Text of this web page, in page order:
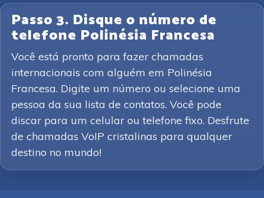
Passo 3. Disque o número de
telefone Polinésia Francesa
Você está pronto para fazer chamadas
internacionais com alguém em Polinésia
Francesa. Digite um número ou selecione uma
pessoa da sua lista de contatos. Você pode
discar para um celular ou telefone fixo. Desfrute
de chamadas VoIP cristalinas para qualquer
destino no mundo!